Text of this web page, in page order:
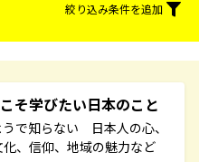
絞り込み条件を追加
そ学びたい日本のこと
で知らない 日本人の心、
、信仰、地域の魅力など